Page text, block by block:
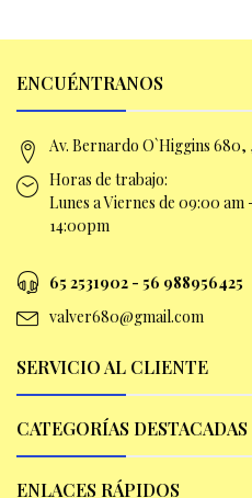
ENCUÉNTRANOS
Av. Bernardo O`Higgins
Horas de trabajo:
Lunes a Viernes de 09:00 am
14:00pm
65 2531902 - 56 988956425
valver680@gmail.com
SERVICIO AL CLIENTE
CATEGORÍAS DESTACADAS
ENLACES RÁPIDOS